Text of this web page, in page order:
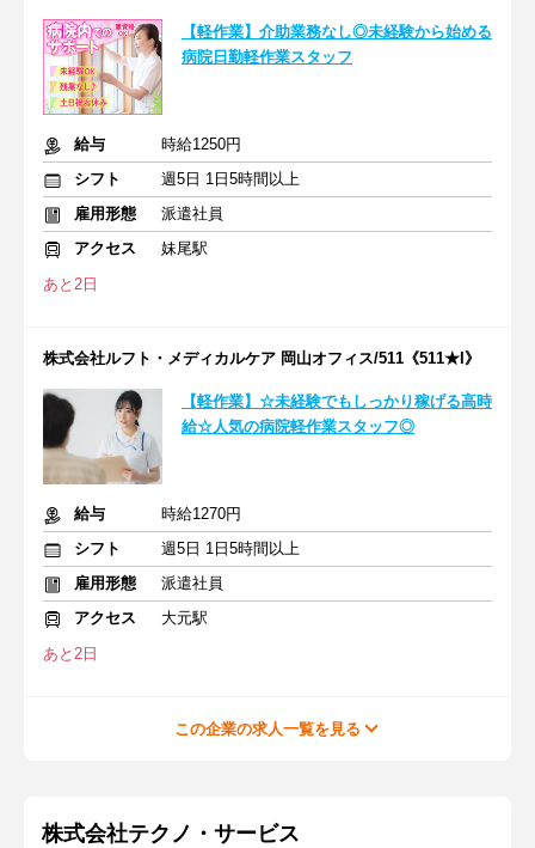
【軽作業】介助業務なし◎未経験から始める
病院日勤軽作業スタッフ
給与
時給1250円
シフト
週5日 1日5時間以上
雇用形態
派遣社員
アクセス
妹尾駅
あと2日
株式会社ルフト・メディカルケア 岡山オフィス/511《511★I》
【軽作業】☆未経験でもしっかり稼げる高時
給☆人気の病院軽作業スタッフ◎
給与
時給1270円
シフト
週5日 1日5時間以上
雇用形態
派遣社員
アクセス
大元駅
あと2日
この企業の求人一覧を見る
株式会社テクノ・サービス